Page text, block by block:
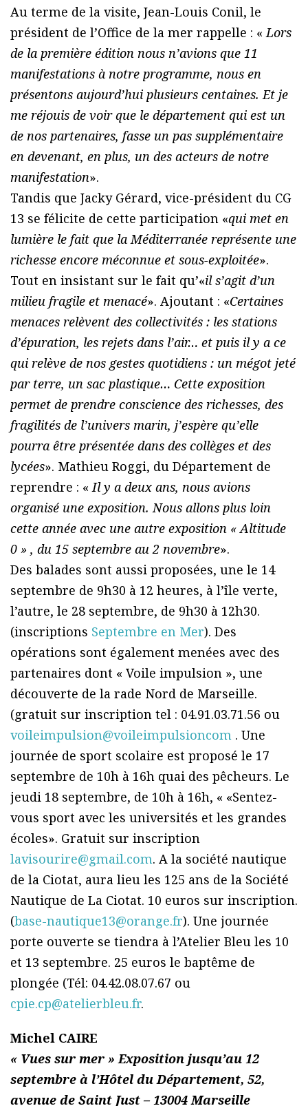
Au terme de la visite, Jean-Louis Conil, le
président de l’Office de la mer rappelle : «Lors
de la première édition nous n’avions que 11
manifestations à notre programme, nous en
présentons aujourd’hui plusieurs centaines. Et je
me réjouis de voir que le département qui est un
de nos partenaires, fasse un pas supplémentaire
en devenant, en plus, un des acteurs de notre
manifestation».
Tandis que Jacky Gérard, vice-président du CG
13 se félicite de cette participation «qui met en
lumière le fait que la Méditerranée représente une
richesse encore méconnue et sous-exploitée».
Tout en insistant sur le fait qu’«il s’agit d’un
milieu fragile et menacé». Ajoutant : «Certaines
menaces relèvent des collectivités : les stations
d’épuration, les rejets dans l’air… et puis il y a ce
qui relève de nos gestes quotidiens : un mégot jeté
par terre, un sac plastique… Cette exposition
permet de prendre conscience des richesses, des
fragilités de l’univers marin, j’espère qu’elle
pourra être présentée dans des collèges et des
lycées». Mathieu Roggi, du Département de
reprendre : «Il y a deux ans, nous avions
organisé une exposition. Nous allons plus loin
cette année avec une autre exposition « Altitude
0 » , du 15 septembre au 2 novembre».
Des balades sont aussi proposées, une le 14
septembre de 9h30 à 12 heures, à l’île verte,
l’autre, le 28 septembre, de 9h30 à 12h30.
(inscriptions Septembre en Mer). Des
opérations sont également menées avec des
partenaires dont « Voile impulsion », une
découverte de la rade Nord de Marseille.
(gratuit sur inscription tel : 04.91.03.71.56 ou
voileimpulsion@voileimpulsioncom . Une
journée de sport scolaire est proposé le 17
septembre de 10h à 16h quai des pêcheurs. Le
jeudi 18 septembre, de 10h à 16h, « «Sentez-
vous sport avec les universités et les grandes
écoles». Gratuit sur inscription
lavisourire@gmail.com. A la société nautique
de la Ciotat, aura lieu les 125 ans de la Société
Nautique de La Ciotat. 10 euros sur inscription.
(base-nautique13@orange.fr). Une journée
porte ouverte se tiendra à l’Atelier Bleu les 10
et 13 septembre. 25 euros le baptême de
plongée (Tél: 04.42.08.07.67 ou
cpie.cp@atelierbleu.fr.
Michel CAIRE
« Vues sur mer » Exposition jusqu’au 12
septembre à l’Hôtel du Département, 52,
avenue de Saint Just – 13004 Marseille